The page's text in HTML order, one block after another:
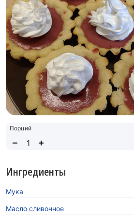
Порций
Ингредиенты
Мука
Масло сливочное